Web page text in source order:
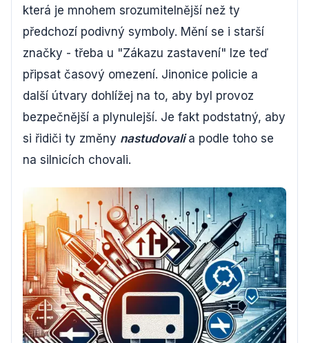
která je mnohem srozumitelnější než ty
předchozí podivný symboly. Mění se i starší
značky - třeba u "Zákazu zastavení" lze teď
připsat časový omezení. Jinonice policie a
další útvary dohlížej na to, aby byl provoz
bezpečnější a plynulejší. Je fakt podstatný, aby
si řidiči ty změny nastudovalia podle toho se
na silnicích chovali.